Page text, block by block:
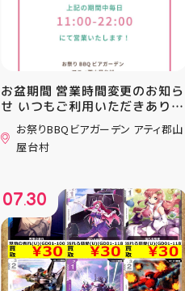
お盆期間 営業時間変更のお知ら
せ いつもご利用いただきありが
とうございます！ 8月12日
(水)〜8月16日(日) は、 営業時
間を変更して営業いたします
みいただけます ご家族とのお食
事やご友人との集まり、夏休み
のお出かけにもぴったり！ 屋台
グルメとBBQを一緒に楽しめる
「お祭りBBQビアガーデン」
で、夏の思い出を作りません
お祭りBBQビアガーデン アティ郡山
屋台村
07.30